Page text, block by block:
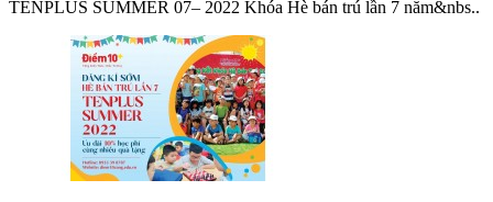
TENPLUS SUMMER 07– 2022 Khóa Hè bán trú lần 7 năm&nbs..